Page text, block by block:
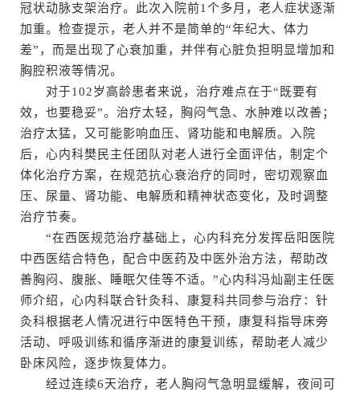
冠状动脉支架治疗。此次入院前1个多月，老人症状逐渐
加重。检查提示，老人并不是简单的“年纪大、体力
差”，而是出现了心衰加重，并伴有心脏负担明显增加和
胸腔积液等情况。
对于102岁高龄患者来说，治疗难点在于“既要有
效，也要稳妥”。治疗太轻，胸闷气急、水肿难以改善；
治疗太猛，又可能影响血压、肾功能和电解质。入院
后，心内科樊民主任团队对老人进行全面评估，制定个
体化治疗方案，在规范抗心衰治疗的同时，密切观察血
压、尿量、肾功能、电解质和精神状态变化，及时调整
治疗节奏。
“在西医规范治疗基础上，心内科充分发挥岳阳医院
中西医结合特色，配合中医药及中医外治方法，帮助改
善胸闷、腹胀、睡眠欠佳等不适。”心内科冯灿副主任医
师介绍，心内科联合针灸科、康复科共同参与治疗：针
灸科根据老人情况进行中医特色干预，康复科指导床旁
活动、呼吸训练和循序渐进的康复训练，帮助老人减少
卧床风险，逐步恢复体力。
经过连续6天治疗，老人胸闷气急明显缓解，夜间可